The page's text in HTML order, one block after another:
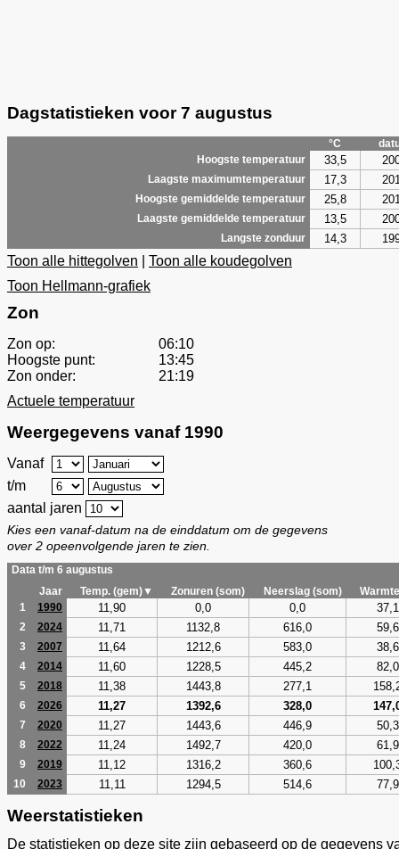
Dagstatistieken voor 7 augustus
°C
Hoogste temperatuur
33,5
Laagste maximumtemperatuur 17,3
Hoogste gemiddelde temperatuur 25,8
Laagste gemiddelde temperatuur 13,5
Langste zonduur 14,3
Toon alle hittegolven
Toon alle koudegolven
Toon Hellmann-grafiek
Zon
Zon op:
06:10
Hoogste punt:
13:45
Zon onder:
21:19
Actuele temperatuur
Weergegevens vanaf 1990
Vanaf
t/m
aantal jaren
Kies een vanaf-datum na de einddatum om de gegevens
over 2 opeenvolgende jaren te zien.
Data t/m 6 augustus
Jaar
Temp. (gem)▼ Zonuren (som) Neerslag (som)
1
1990 11,90 0,0 0,0 37,1
2 2024 11,71 1132,8 616,0 59,6
3 2007 11,64 1212,6 583,0 38,6
4 2014 11,60 1228,5 445,2 82,0
5 2018 11,38 1443,8 277,1
6 2026 11,27 1392,6 328,0
7 2020 11,27 1443,6 446,9 50,3
8 2022 11,24 1492,7 420,0 61,9
9 2019 11,12 1316,2 360,6
10 2023 11,11 1294,5 514,6 77,9
Weerstatistieken
De statistieken op deze site zijn gebaseerd op de gegevens